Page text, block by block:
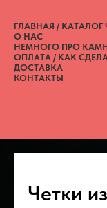
ГЛАВНАЯ / КАТАЛОГ
О НАС
НЕМНОГО ПРО
ОПЛАТА / КАК
ДОСТАВКА
КОНТАКТЫ
Четки